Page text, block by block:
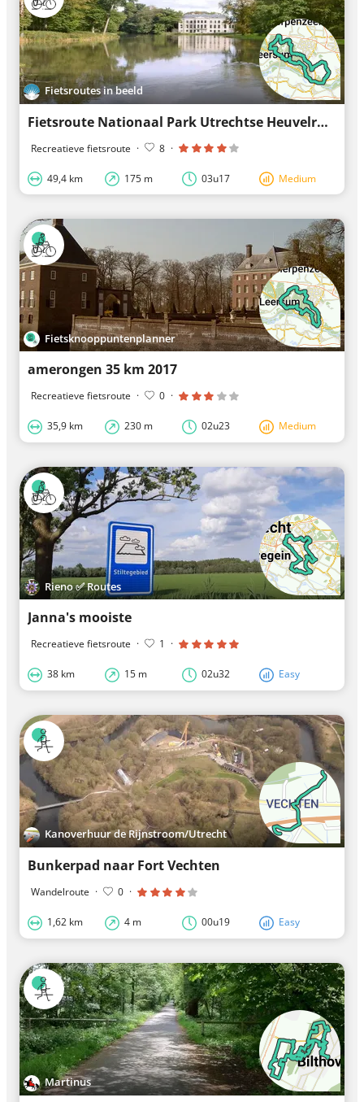
Fietsroutes in beeld
Fietsroute Nationaal Park Utrechtse Heuvelrug en Grebbeberg
Recreatieve fietsroute · 8 ·
49,4 km 175 m 03u17 Medium
Fietsknooppuntenplanner
amerongen 35 km 2017
Recreatieve fietsroute · 0 ·
35,9 km 230 m 02u23 Medium
Rieno ✅ Routes
Janna's mooiste
Recreatieve fietsroute · 1 ·
38 km 15 m 02u32 Easy
Kanoverhuur de Rijnstroom/Utrecht
Bunkerpad naar Fort Vechten
Wandelroute · 0 ·
1,62 km 4 m 00u19 Easy
Martinus